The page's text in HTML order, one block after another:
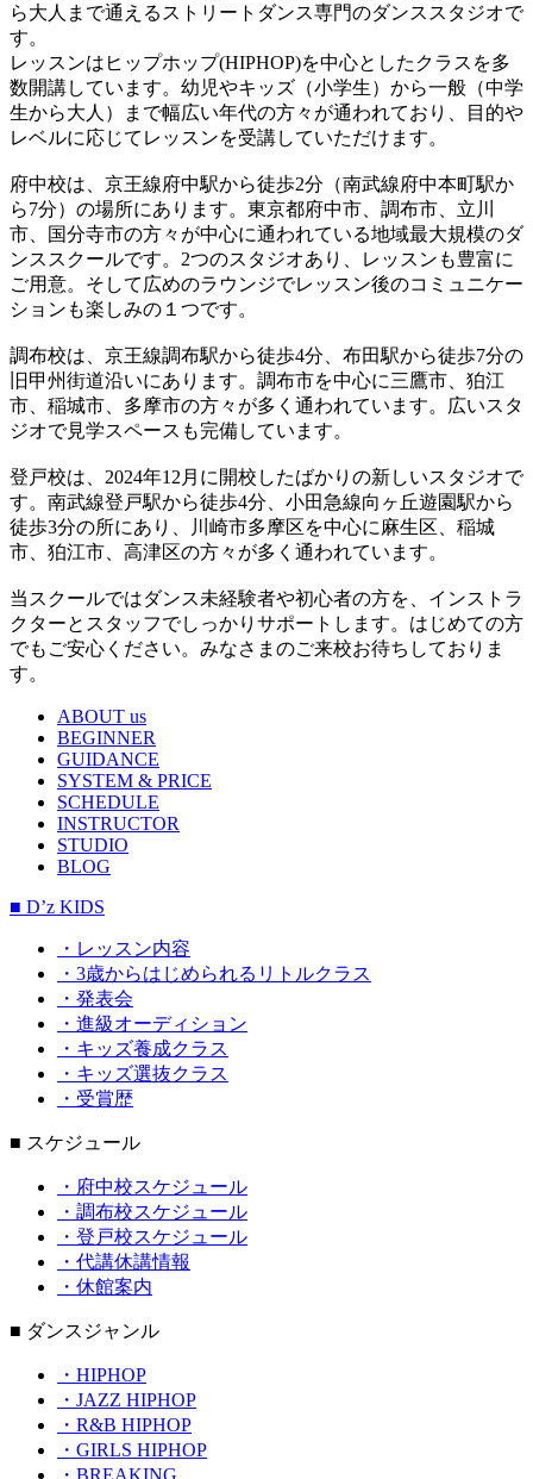
ら大人まで通えるストリートダンス専門のダンススタジオで
す。
レッスンはヒップホップ(HIPHOP)を中心としたクラスを多
数開講しています。幼児やキッズ（小学生）から一般（中学
生から大人）まで幅広い年代の方々が通われており、目的や
レベルに応じてレッスンを受講していただけます。
府中校は、京王線府中駅から徒歩2分（南武線府中本町駅か
ら7分）の場所にあります。東京都府中市、調布市、立川
市、国分寺市の方々が中心に通われている地域最大規模のダ
ンススクールです。2つのスタジオあり、レッスンも豊富に
ご用意。そして広めのラウンジでレッスン後のコミュニケー
ションも楽しみの１つです。
調布校は、京王線調布駅から徒歩4分、布田駅から徒歩7分の
旧甲州街道沿いにあります。調布市を中心に三鷹市、狛江
市、稲城市、多摩市の方々が多く通われています。広いスタ
ジオで見学スペースも完備しています。
登戸校は、2024年12月に開校したばかりの新しいスタジオで
す。南武線登戸駅から徒歩4分、小田急線向ヶ丘遊園駅から
徒歩3分の所にあり、川崎市多摩区を中心に麻生区、稲城
市、狛江市、高津区の方々が多く通われています。
当スクールではダンス未経験者や初心者の方を、インストラ
クターとスタッフでしっかりサポートします。はじめての方
でもご安心ください。みなさまのご来校お待ちしておりま
す。
ABOUT us
BEGINNER
GUIDANCE
SYSTEM & PRICE
SCHEDULE
INSTRUCTOR
STUDIO
BLOG
■ D’z KIDS
・レッスン内容
・3歳からはじめられるリトルクラス
・発表会
・進級オーディション
・キッズ養成クラス
・キッズ選抜クラス
・受賞歴
■ スケジュール
・府中校スケジュール
・調布校スケジュール
・登戸校スケジュール
・代講休講情報
・休館案内
■ ダンスジャンル
・HIPHOP
・JAZZ HIPHOP
・R&B HIPHOP
・GIRLS HIPHOP
・BREAKING